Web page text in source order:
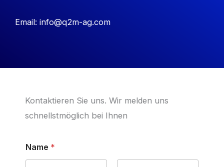
Email: info@q2m-ag.com
Kontaktieren Sie uns. Wir melden uns
schnellstmöglich bei Ihnen
Name *